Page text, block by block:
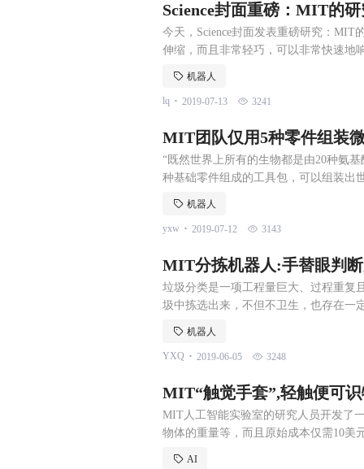
Science封面重磅：MIT的
今天，Science封面发表重磅研究：MIT
伸缩，而且非常轻巧，可以非常快速地
卷绕和拉伸的方法来产生可伸缩纤维，
机器人
lq . 2019-07-13 3241
MIT团队仅用5种零件组装
能
“既然世界上所有的生物都是由20种氨
种基础零件组成的工具包，可以组装出
稳步向前。近日，Ger
机器人
yxw . 2019-07-12 3143
MIT分拣机器人:手替眼判
垃圾分类是一项工程量巨大、过程重复
圾中拣选出来，不但不卫生，也存在一
MIT和FANUC相继开发出了物品分拣
机器人
YXQ . 2019-06-05 3248
MIT“触觉手套”,轻触便可
MIT人工智能实验室的研究人员开发了
物体的重量等，而且原始成本仅需10美
AI